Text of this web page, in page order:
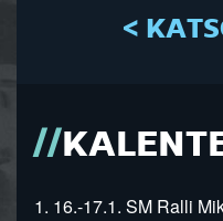
<
1. 16.-17.1. SM Ralli